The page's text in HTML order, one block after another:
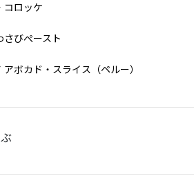
コロッケ
びぺースト
ボカド・スライス（ペルー）